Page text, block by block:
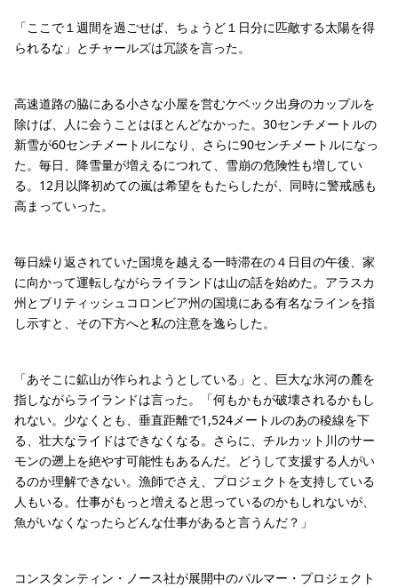
「ここで１週間を過ごせば、ちょうど１日分に匹敵する太陽を得
られるな」とチャールズは冗談を言った。
高速道路の脇にある小さな小屋を営むケベック出身のカップルを
除けば、人に会うことはほとんどなかった。30センチメートルの
新雪が60センチメートルになり、さらに90センチメートルになっ
た。毎日、降雪量が増えるにつれて、雪崩の危険性も増してい
る。12月以降初めての嵐は希望をもたらしたが、同時に警戒感も
高まっていった。
毎日繰り返されていた国境を越える一時滞在の４日目の午後、家
に向かって運転しながらライランドは山の話を始めた。アラスカ
州とブリティッシュコロンビア州の国境にある有名なラインを指
し示すと、その下方へと私の注意を逸らした。
「あそこに鉱山が作られようとしている」と、巨大な氷河の麓を
指しながらライランドは言った。「何もかもが破壊されるかもし
れない。少なくとも、垂直距離で1,524メートルのあの稜線を下
る、壮大なライドはできなくなる。さらに、チルカット川のサー
モンの遡上を絶やす可能性もあるんだ。どうして支援する人がい
るのか理解できない。漁師でさえ、プロジェクトを支持している
人もいる。仕事がもっと増えると思っているのかもしれないが、
魚がいなくなったらどんな仕事があると言うんだ？」
コンスタンティン・ノース社が展開中のパルマー・プロジェクト